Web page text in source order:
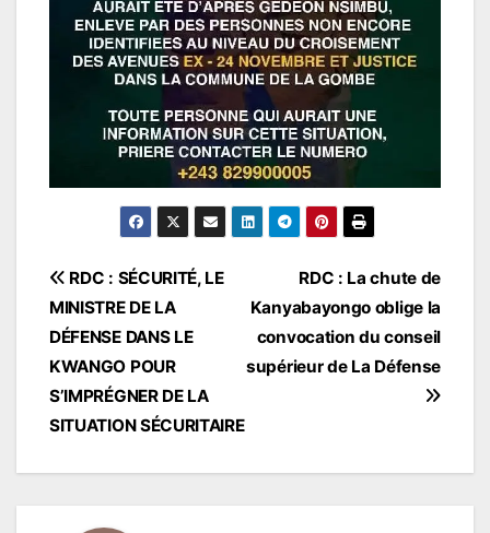
Navigation
de
l’article
RDC : La chute de
Kanyabayongo oblige la
convocation du conseil
supérieur de La Défense
RDC : SÉCURITÉ, LE
MINISTRE DE LA
DÉFENSE DANS LE
KWANGO POUR
S’IMPRÉGNER DE LA
SITUATION SÉCURITAIRE